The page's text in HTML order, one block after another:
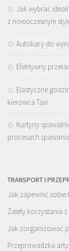
Jak wybrać
z nowoczesnym
Autokary do
Efektywny
Elastyczne
kierowca Taxi
Kurtyny
procesach
TRANSPORT I
Jak zapewnić
Zalety korzystania
Jak zorganizować
Przeprowadzka